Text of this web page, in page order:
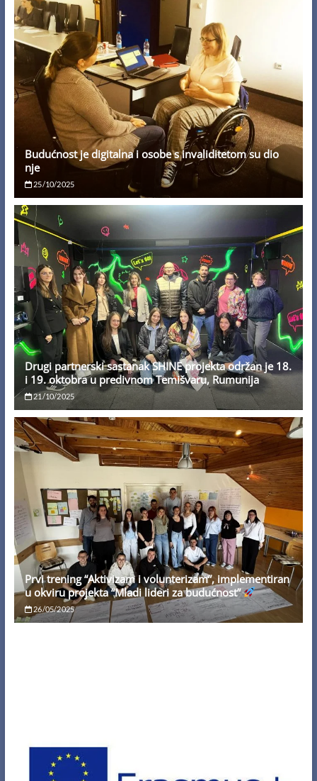
Budućnost je digitalna i osobe s invaliditetom su dio
nje
25/10/2025
Drugi partnerski sastanak SHINE projekta održan je 18.
i 19. oktobra u predivnom Temišvaru, Rumunija
21/10/2025
Prvi trening “Aktivizam i volunterizam”, implementiran
u okviru projekta “Mladi lideri za budućnost”
26/05/2025